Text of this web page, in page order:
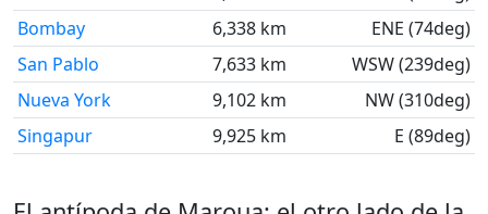
Bombay
6,338 km
ENE (74deg)
San Pablo
7,633 km
WSW (239deg)
Nueva York
9,102 km
NW (310deg)
Singapur
9,925 km E (89deg)